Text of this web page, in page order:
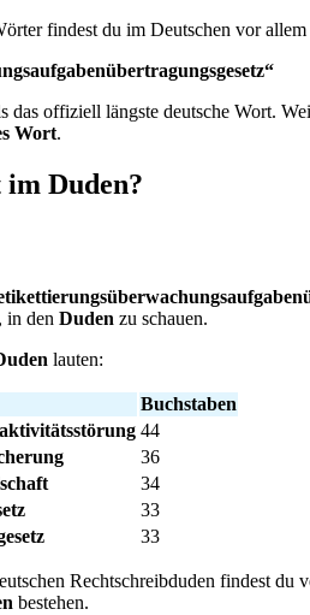
findest du im Deutschen vor allem
das offiziell längste deutsche Wort.
Wort.
im Duden?
in den Duden zu schauen.
lauten:
Buchstaben
44
36
34
33
33
Rechtschreibduden findest du
bestehen.